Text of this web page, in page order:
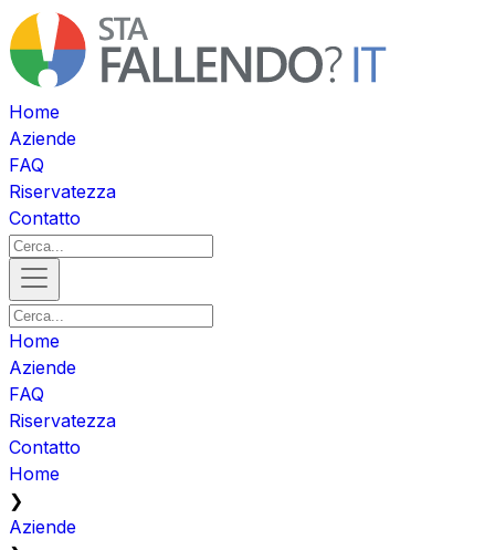
Home
Aziende
FAQ
Riservatezza
Contatto
Home
Aziende
FAQ
Riservatezza
Contatto
Home
❯
Aziende